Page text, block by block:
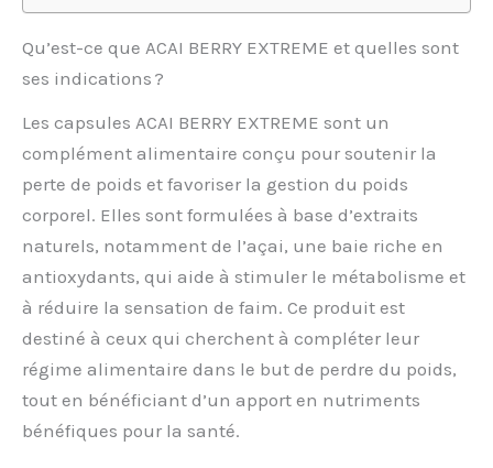
Qu’est-ce que ACAI BERRY EXTREME et quelles sont
ses indications ?
Les capsules ACAI BERRY EXTREME sont un
complément alimentaire conçu pour soutenir la
perte de poids et favoriser la gestion du poids
corporel. Elles sont formulées à base d’extraits
naturels, notamment de l’açai, une baie riche en
antioxydants, qui aide à stimuler le métabolisme et
à réduire la sensation de faim. Ce produit est
destiné à ceux qui cherchent à compléter leur
régime alimentaire dans le but de perdre du poids,
tout en bénéficiant d’un apport en nutriments
bénéfiques pour la santé.